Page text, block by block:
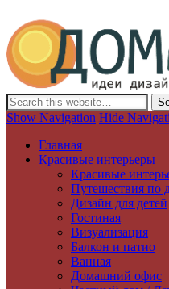
Дизайн интерьера и
Show Navigation Hide
Главная
Красивые интерьеры
Красивые
Путешествия по
Дизайн для детей
Гостиная
Визуализация
Балкон и патио
Ванная
Домашний офис